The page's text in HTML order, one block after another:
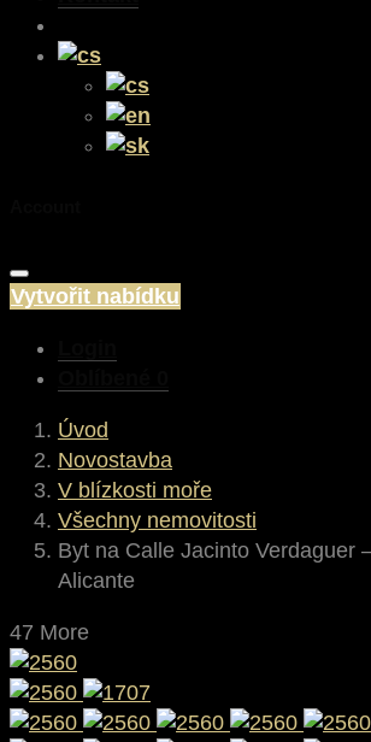
Vytvořit nabídku
Úvod
Novostavba
V blízkosti moře
Všechny nemovitosti
Byt na Calle Jacinto Verdaguer
Alicante
47 More